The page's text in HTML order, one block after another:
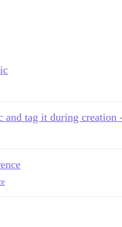
and tag it during creation